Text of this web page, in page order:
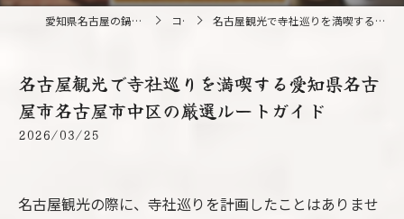
愛知県名古屋の鍋なら純系名古屋コーチン 酔人 コラム 名古屋観光で寺社巡りを満喫する愛知県名古屋市名古屋市中区の厳選ルートガイド
名古屋観光で寺社巡りを満喫する愛知県名古
屋市名古屋市中区の厳選ルートガイド
2026/03/25
名古屋観光の際に、寺社巡りを計画したことはありませ